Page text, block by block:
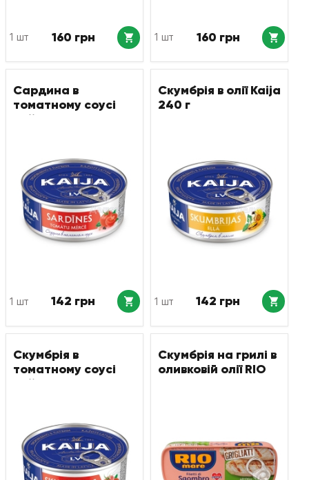
1 шт 160 грн 1 шт 160 грн
Сардина в
томатному соусі
Kaija 240 г
1 шт 142 грн
Скумбрія в олії Kaija
240 г
1 шт 142 грн
Скумбрія в
томатному соусі
Kaija 240 г
Скумбрія на грилі в
оливковій олії RIO